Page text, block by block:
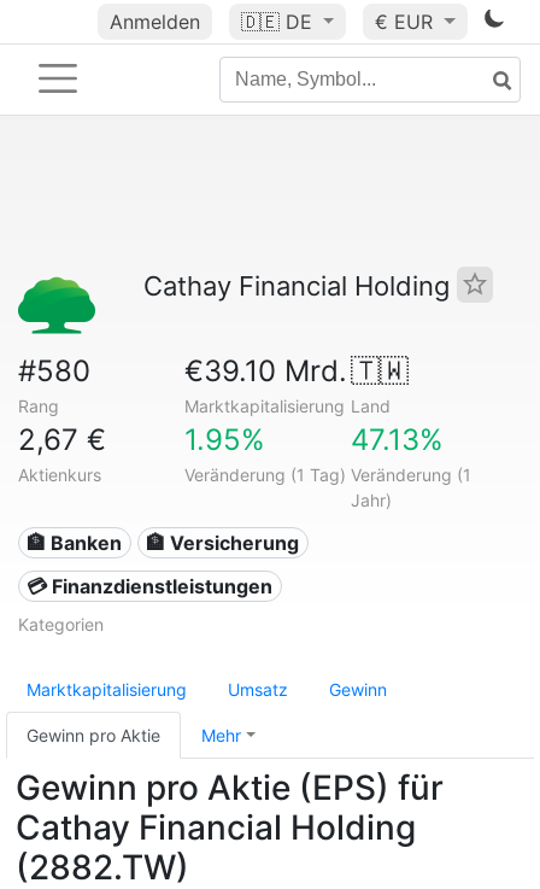
Anmelden 🇩🇪 DE € EUR
Cathay Financial Holding
#580
Rang
€39.10 Mrd.
Marktkapitalisierung
🇹🇼
Land
2,67 €
Aktienkurs
1.95%
Veränderung (1 Tag)
47.13%
Veränderung (1
Jahr)
🏦 Banken
🏦 Versicherung
💳 Finanzdienstleistungen
Kategorien
Marktkapitalisierung Umsatz Gewinn
Gewinn pro Aktie Mehr
Gewinn pro Aktie (EPS) für
Cathay Financial Holding
(2882.TW)